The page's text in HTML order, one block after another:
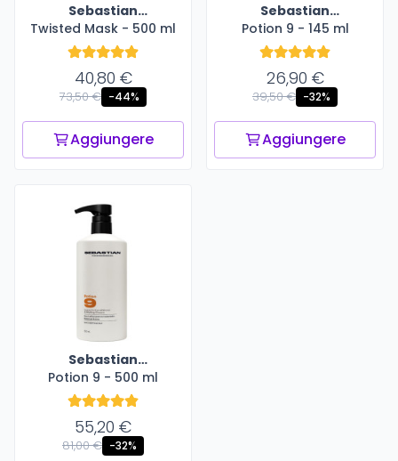
Sebastian
Professional
Twisted Mask - 500 ml
40,80 €
73,50 € -44%
Aggiungere
Sebastian
Professional
Potion 9 - 145 ml
26,90 €
39,50 € -32%
Aggiungere
Sebastian
Professional
Potion 9 - 500 ml
55,20 €
81,00 € -32%